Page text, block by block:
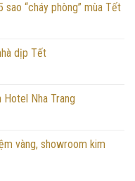
sao “cháy phòng” mùa Tết
dịp Tết
Hotel Nha Trang
vàng, showroom kim